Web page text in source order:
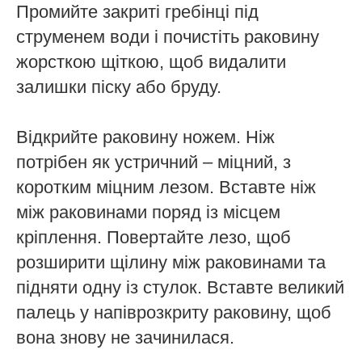
Промийте закриті гребінці під
струменем води і почистіть раковину
жорсткою щіткою, щоб видалити
залишки піску або бруду.
Відкрийте раковину ножем. Ніж
потрібен як устричний – міцний, з
коротким міцним лезом. Вставте ніж
між раковинами поряд із місцем
кріплення. Повертайте лезо, щоб
розширити щілину між раковинами та
підняти одну із стулок. Вставте великий
палець у напіврозкриту раковину, щоб
вона знову не зачинилася.